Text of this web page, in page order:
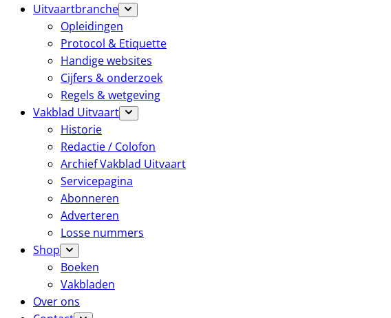
Uitvaartbranche
Opleidingen
Protocol & Etiquette
Handige websites
Cijfers & onderzoek
Regels & wetgeving
Vakblad Uitvaart
Historie
Redactie / Colofon
Archief Vakblad Uitvaart
Servicepagina
Abonneren
Adverteren
Losse nummers
Shop
Boeken
Vakbladen
Over ons